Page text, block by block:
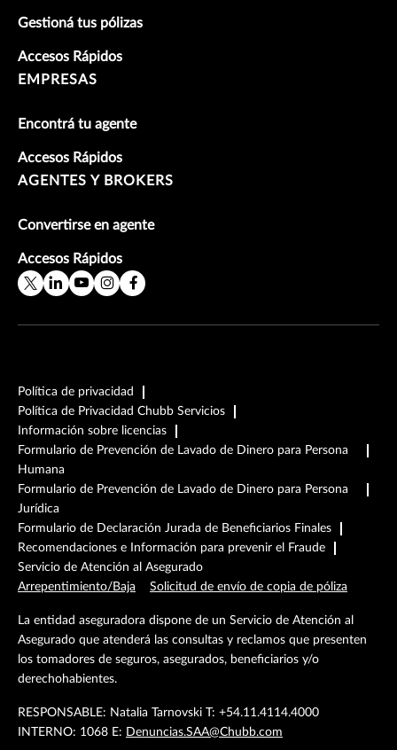
Gestioná tus pólizas
Accesos Rápidos
EMPRESAS
Encontrá tu agente
Accesos Rápidos
AGENTES Y BROKERS
Convertirse en agente
Accesos Rápidos
Política de privacidad
Política de Privacidad Chubb Servicios
Información sobre licencias
Formulario de Prevención de Lavado de Dinero para Persona
Humana
Formulario de Prevención de Lavado de Dinero para Persona
Jurídica
Formulario de Declaración Jurada de Beneficiarios Finales
Recomendaciones e Información para prevenir el Fraude
Servicio de Atención al Asegurado
Arrepentimiento/Baja
Solicitud de envío de copia de póliza
La entidad aseguradora dispone de un Servicio de Atención al
Asegurado que atenderá las consultas y reclamos que presenten
los tomadores de seguros, asegurados, beneficiarios y/o
derechohabientes.
RESPONSABLE: Natalia Tarnovski T: +54.11.4114.4000
INTERNO: 1068 E: Denuncias.SAA@Chubb.com